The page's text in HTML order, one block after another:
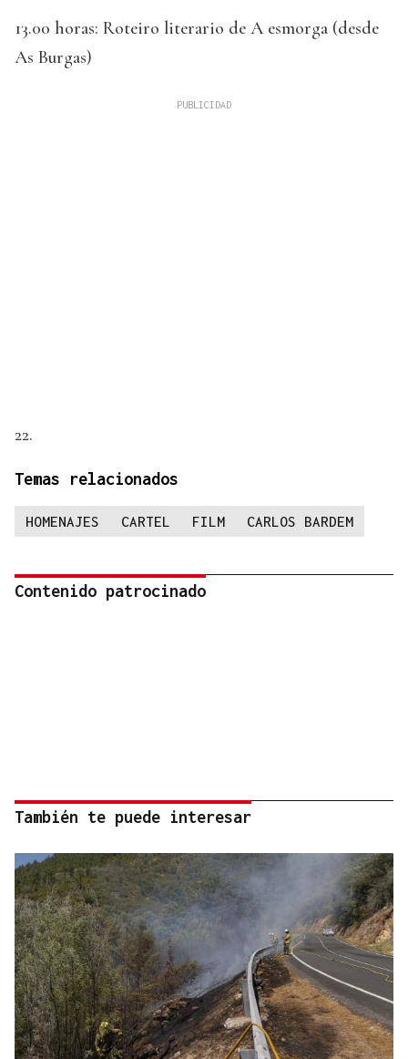
13.00 horas: Roteiro literario de A esmorga (desde
As Burgas)
22.
Temas relacionados
HOMENAJES CARTEL FILM CARLOS BARDEM
Contenido patrocinado
También te puede interesar